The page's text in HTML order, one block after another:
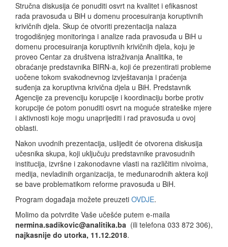
Stručna diskusija će ponuditi osvrt na kvalitet i efikasnost
rada pravosuđa u BiH u domenu procesuiranja koruptivnih
krivičnih djela. Skup će otvoriti prezentacija nalaza
trogodišnjeg monitoringa i analize rada pravosuđa u BiH u
domenu procesuiranja koruptivnih krivičnih djela, koju je
proveo Centar za društvena istraživanja Analitika, te
obraćanje predstavnika BIRN-a, koji će prezentirati probleme
uočene tokom svakodnevnog izvještavanja i praćenja
suđenja za koruptivna krivična djela u BiH. Predstavnik
Agencije za prevenciju korupcije i koordinaciju borbe protiv
korupcije će potom ponuditi osvrt na moguće strateške mjere
i aktivnosti koje mogu unaprijediti i rad pravosuđa u ovoj
oblasti.
Nakon uvodnih prezentacija, uslijedit će otvorena diskusija
učesnika skupa, koji uključuju predstavnike pravosudnih
institucija, izvršne i zakonodavne vlasti na različitim nivoima,
medija, nevladinih organizacija, te međunarodnih aktera koji
se bave problematikom reforme pravosuđa u BiH.
Program događaja možete preuzeti OVDJE.
Molimo da potvrdite Vaše učešće putem e-maila
nermina.sadikovic@analitika.ba (ili telefona 033 872 306),
najkasnije do utorka, 11.12.2018.